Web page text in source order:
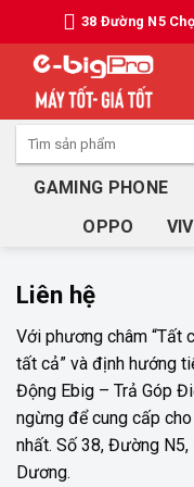
to
content
38 Đường N5
GAMING PHONE
OPPO
Liên hệ
Với phương châm “Tất
tất cả” và định hướng
Động Ebig – Trả Góp
ngừng để cung cấp
nhất. Số 38, Đường N5,
Dương.